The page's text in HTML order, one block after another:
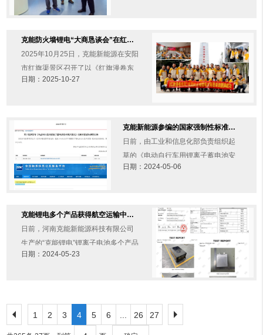
克能防火墙锂电“大商恳谈会”在红旗渠景区圆满召开（2025年10月25日）
2025年10月25日，克能新能源在安阳
市红旗渠景区召开了以《红旗漫卷东
风》为主体的克能防火墙锂电大商恳
日期：2025-10-27
克能新能源参编的国家强制性标准《电动自行车用锂离子蓄电池安全技术规范》将实施（2024年5月6日）
日前，由工业和信息化部负责组织起
草的《电动自行车用锂离子蓄电池安
全技术规范》(GB 43854—2024，以
日期：2024-05-06
克能锂电多个产品获得航空运输中安全性能的国际性安全标准检测认证--UN38.3（2024年5月22日）
日前，河南克能新能源科技有限公司
生产的“克能锂电”锂离子电池多个产品
通过了锂电池在航空运输中安全性能
日期：2024-05-23
1 2 3 4 5 6 26 27